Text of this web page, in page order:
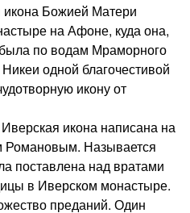
Божией Матери
на Афоне, куда она,
по водам Мраморного
одной благочестивой
икону от
икона написана на
Называется
поставлена над вратами
в Иверском монастыре.
преданий. Один